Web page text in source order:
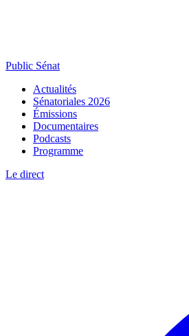
Public Sénat
Actualités
Sénatoriales 2026
Émissions
Documentaires
Podcasts
Programme
Le direct